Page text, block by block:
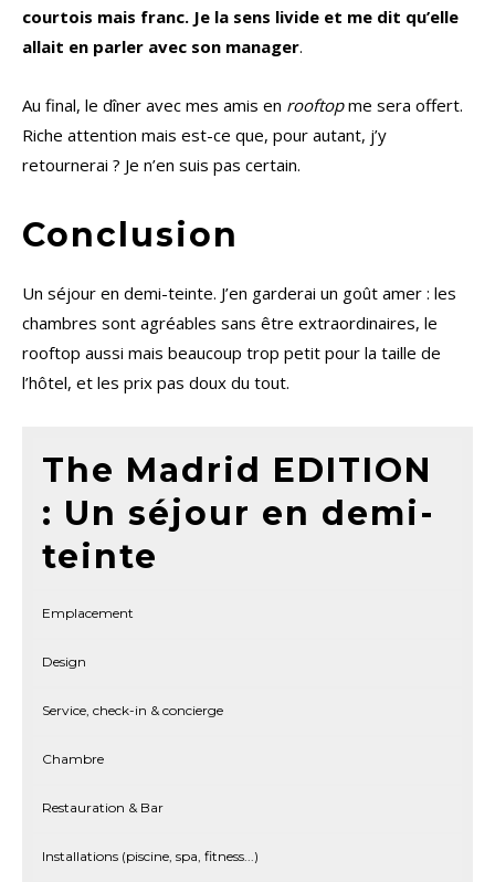
courtois mais franc. Je la sens livide et me dit qu’elle
allait en parler avec son manager.
Au final, le dîner avec mes amis en rooftopme sera offert.
Riche attention mais est-ce que, pour autant, j’y
retournerai ? Je n’en suis pas certain.
Conclusion
Un séjour en demi-teinte. J’en garderai un goût amer : les
chambres sont agréables sans être extraordinaires, le
rooftop aussi mais beaucoup trop petit pour la taille de
l’hôtel, et les prix pas doux du tout.
The Madrid EDITION
: Un séjour en demi-
teinte
Emplacement
Design
Service, check-in & concierge
Chambre
Restauration & Bar
Installations (piscine, spa, fitness...)